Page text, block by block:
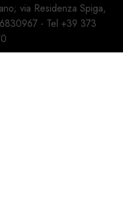
via Residenza Spiga,
- Tel +39 373